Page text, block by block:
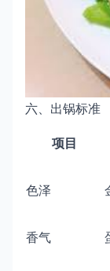
六、出锅标准
项目
色泽
香气